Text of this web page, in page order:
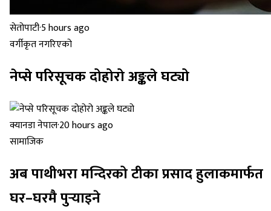
सेतोपाटी·5 hours ago
वर्गीकृत नगरिएको
नेप्से परिसूचक दोहोरो अङ्कले घट्यो
क्यानडा नेपाल·20 hours ago
सामाजिक
अब पाथीभरा मन्दिरको टीका प्रसाद हुलाकमार्फत
घर–घरमै पुर्‍याइने